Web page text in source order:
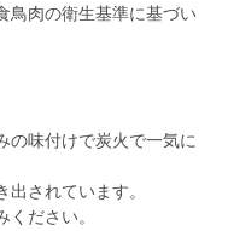
鳥肉の衛生基準に基づい
の味付けで炭火で一気に
されています。
ださい。